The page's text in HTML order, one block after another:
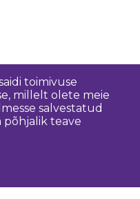
toimivuse
millelt olete meie
salvestatud
põhjalik teave